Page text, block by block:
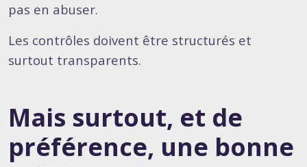
pas en abuser.
Les contrôles doivent être structurés et
surtout transparents.
Mais surtout, et de
préférence, une bonne